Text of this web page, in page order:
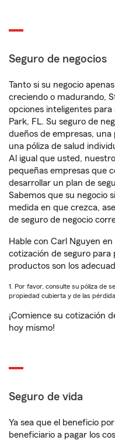
Seguro de negocios
Tanto si su negocio
creciendo o madurando,
opciones inteligentes
Park, FL. Su seguro de
dueños de empresas, una
una póliza de salud
Al igual que usted,
pequeñas empresas que
desarrollar un plan de
Sabemos que su negocio
medida en que crezca,
de seguro de negocio
Hable con Carl Nguyen
cotización de seguro para
productos son los
1. Por favor, consulte su póliza de
propiedad cubierta y de las
¡Comience su cotización
hoy mismo!
Seguro de vida
Ya sea que el beneficio
beneficiario a pagar los